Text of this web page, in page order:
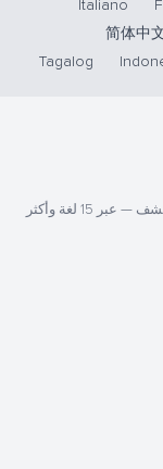
Italiano
简体中
Tagalog
كل رمز تعبيري، كل معنى، كل لغة. انسخ، الصق، استكشف — عبر 15 لغة وأكثر